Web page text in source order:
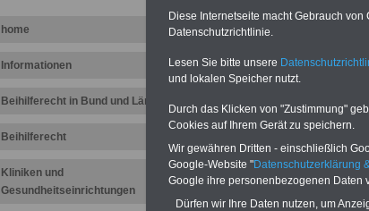
home
Informationen
Beihilferecht in Bund und Ländern
Beihilferecht
Kliniken und
Gesundheitseinrichtungen
Diese Internetseite macht Gebrauch
Datenschutzrichtlinie.
Lesen Sie bitte unsere
und lokalen Speicher nutzt.
Durch das Klicken von "Zustimmung"
Cookies auf Ihrem Gerät zu speichern.
Wir gewähren Dritten - einschließlich
Google-Website "Datenschutzerklärung
Google ihre personenbezogenen Daten
Dürfen wir Ihre Daten nutzen, um